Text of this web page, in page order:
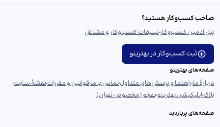
صاحب کسب‌وکار هستید؟
پنل ادمین کسب‌وکارتبلیغات کسب‌وکار و مشاغل
ثبت کسب‌وکار در بهترینو
صفحه‌های بهترینو
دربارهٔ ماراهنما و پرسش‌های متداولتماس با ماقوانین و مقرراتنقشهٔ سایت
بلاگاپلیکیشن بهترینوبهجو (مخصوص تهران)
صفحه‌های پربازدید